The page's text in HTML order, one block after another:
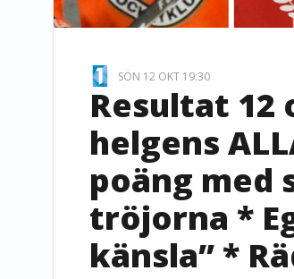
SÖN 12 OKT 19:30
Resultat 12
helgens
poäng med
tröjorna *
känsla” *